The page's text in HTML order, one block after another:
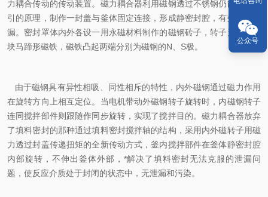
力耦合传动的传动装置。磁力耦合器利用磁钢透过不锈钢仍能相互吸
引的原理，制作一封盖与釜体固定连接，形成静密封腔，有效防止泄
漏。密封罩体内外各设一用永磁材料制作的磁钢砖子，转子形状象一
块马蹄形磁铁，磁铁凸起两端分别为磁钢的N、S极。
由于磁钢具有异性相吸、同性相斥的特性，内外磁钢通过磁力作用
在旋转方向上相互定位。当电机带动外磁钢转子旋转时，内磁钢转子
连同搅拌部件则跟随作同步旋转，实现了搅拌目的。磁力耦合器放弃
了填料密封的那种通过填料密封搅拌轴的结构，采用内外磁转子用磁
力透过封盖传递扭矩的全新传动方式，釜内搅拌部件在釜体静密封腔
内部旋转，不伸出釜体外部，*解决了填料密封无法克服的泄漏问
题，使反应介质处于封闭的状态中，无泄漏和污染。
公众号